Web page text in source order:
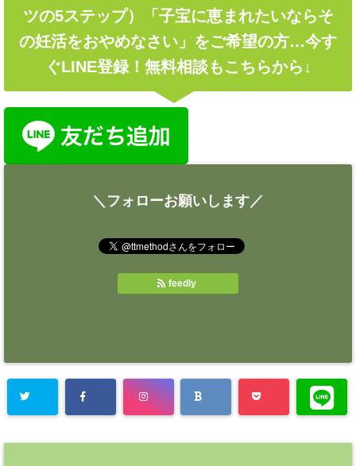
ツの5ステップ）「子宝に恵まれたいならそ
の妊活をおやめなさい」をご希望の方…今す
ぐLINE登録！無料相談もこちらから↓
＼フォローお願いします／
feedly